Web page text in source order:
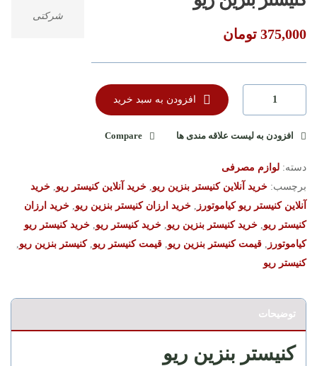
شرکتی
375,000 تومان
افزودن به سبد خرید
افزودن به لیست علاقه مندی ها Compare
دسته: لوازم مصرفی
برچسب: خرید آنلاین کنیستر بنزین ریو خرید آنلاین کنیستر ریو خرید
آنلاین کنیستر ریو کیاموتورز
خرید ارزان کنیستر بنزین ریو خرید ارزان
کنیستر ریو خرید کنیستر بنزین ریو خرید کنیستر ریو خرید کنیستر ریو
کیاموتورز
قیمت کنیستر بنزین ریو قیمت کنیستر ریو ,کنیستر بنزین ریو
کنیستر ریو
توضیحات
کنیستر بنزین ریو